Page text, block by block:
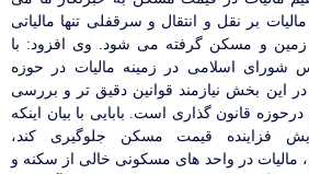
بر نقل و انتقال و سرقفلی تنها مالیاتی
و مسکن گرفته می شود. وی افزود: با
اسلامی در زمینه مالیات در حوزه
این بخش نیازمند قوانین دقیق تر و بررسی
قانون گذاری است. بابایی با بیان اینکه
فزاینده قیمت مسکن جلوگیری کند،
مالیات در واحد های مسکونی خالی از سکنه و